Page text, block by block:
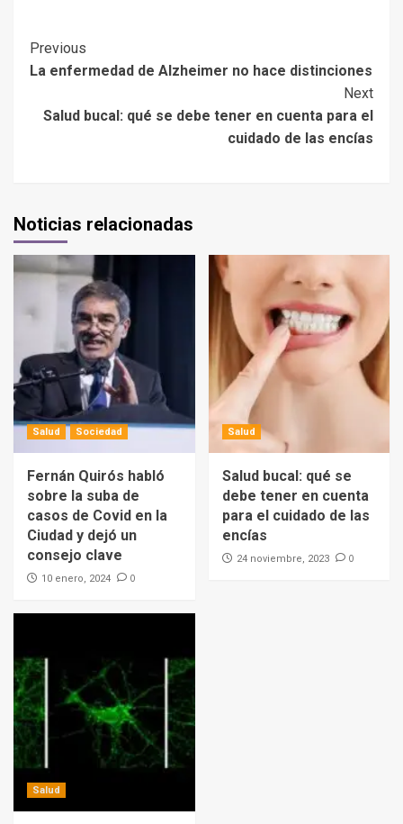
Previous
La enfermedad de Alzheimer no hace distinciones
Next
Salud bucal: qué se debe tener en cuenta para el
cuidado de las encías
Noticias relacionadas
Salud Sociedad
Fernán Quirós habló
sobre la suba de
casos de Covid en la
Ciudad y dejó un
consejo clave
10 enero, 2024 0
Salud
Salud bucal: qué se
debe tener en cuenta
para el cuidado de las
encías
24 noviembre, 2023 0
Salud